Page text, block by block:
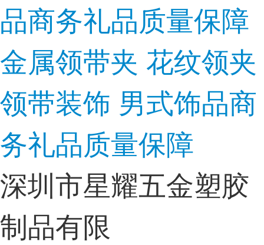
金属领带夹 花纹领夹
领带装饰 男式饰品商
务礼品质量保障
深圳市星耀五金塑胶
制品有限